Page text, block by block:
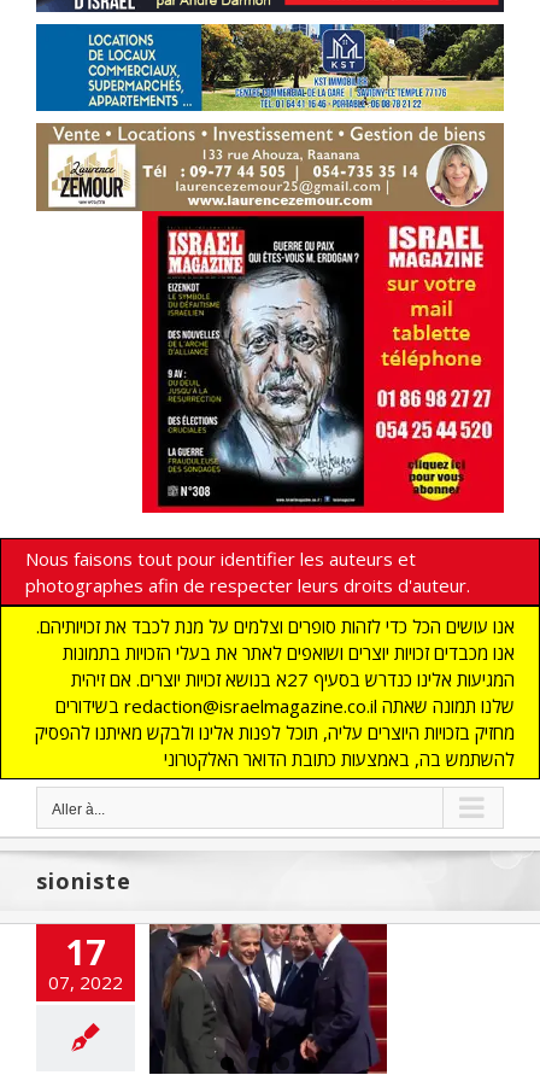
Nous faisons tout pour identifier les auteurs et
photographes afin de respecter leurs droits d'auteur.
אנו עושים הכל כדי לזהות סופרים וצלמים על מנת לכבד את זכויותיהם.
אנו מכבדים זכויות יוצרים ושואפים לאתר את בעלי הזכויות בתמונות
המגיעות אלינו כנדרש בסעיף 27א בנושא זכויות יוצרים. אם זיהית
בשידורים redaction@israelmagazine.co.il שלנו תמונה שאתה
מחזיק בזכויות היוצרים עליה, תוכל לפנות אלינו ולבקש מאיתנו להפסיק
להשתמש בה, באמצעות כתובת הדואר האלקטרוני
Aller à...
sioniste
17
07, 2022
nécessaire
juif pour être
ETATS-